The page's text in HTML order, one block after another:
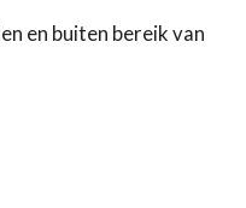
en buiten bereik van